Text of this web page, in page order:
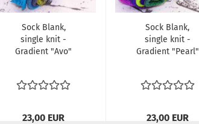
Sock Blank,
single knit -
Gradient "Avo"
23,00 EUR
Sock Blank,
single knit -
Gradient "Pearl"
23,00 EUR